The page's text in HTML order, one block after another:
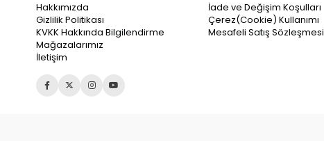
Hakkımızda
Gizlilik Politikası
KVKK Hakkında Bilgilendirme
Mağazalarımız
İletişim
İade ve Değişim Koşulları
Çerez(Cookie) Kullanımı
Mesafeli Satış Sözleşmesi